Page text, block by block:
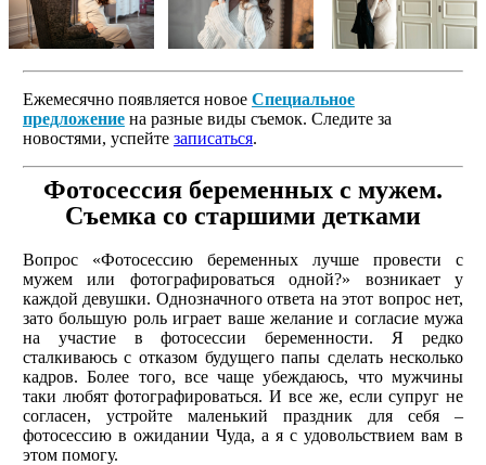
Ежемесячно появляется новое Специальное
предложениена разные виды съемок. Следите за
новостями, успейте записаться.
Фотосессия беременных с мужем.
Съемка со старшими детками
Вопрос «Фотосессию беременных лучше провести с
мужем или фотографироваться одной?» возникает у
каждой девушки. Однозначного ответа на этот вопрос нет,
зато большую роль играет ваше желание и согласие мужа
на участие в фотосессии беременности. Я редко
сталкиваюсь с отказом будущего папы сделать несколько
кадров. Более того, все чаще убеждаюсь, что мужчины
таки любят фотографироваться. И все же, если супруг не
согласен, устройте маленький праздник для себя –
фотосессию в ожидании Чуда, а я с удовольствием вам в
этом помогу.